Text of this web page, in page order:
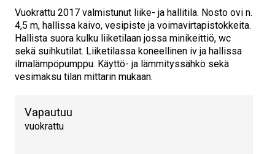
Vuokrattu 2017 valmistunut liike- ja hallitila. Nosto ovi n.
4,5 m, hallissa kaivo, vesipiste ja voimavirtapistokkeita.
Hallista suora kulku liiketilaan jossa minikeittiö, wc
sekä suihkutilat. Liiketilassa koneellinen iv ja hallissa
ilmalämpöpumppu. Käyttö- ja lämmityssähkö sekä
vesimaksu tilan mittarin mukaan.
Vapautuu
vuokrattu